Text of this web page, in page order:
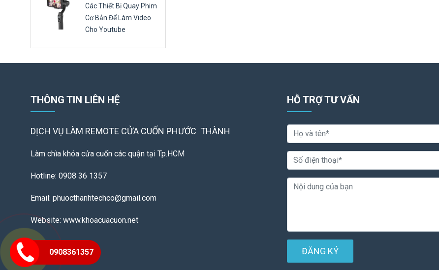
Các Thiết Bị Quay Phim
Cơ Bản Để Làm Video
Cho Youtube
THÔNG TIN LIÊN HỆ
DỊCH VỤ LÀM REMOTE CỬA CUỐN PHƯỚC THÀNH
Làm chìa khóa cửa cuốn các quận tại Tp.HCM
Hotline: 0908 36 1357
Email: phuocthanhtechco@gmail.com
Website: www.khoacuacuon.net
HỖ TRỢ TƯ VẤN
ĐĂNG KÝ
0908361357